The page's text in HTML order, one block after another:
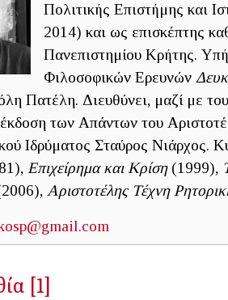
Πολιτικής Επιστήμης και
2014) και ως επισκέπτης
Πανεπιστημίου Κρήτης.
Φιλοσοφικών Ερευνών
Πατέλη. Διευθύνει, μαζί με
των Απάντων του
Ιδρύματος Σταύρος Νιάρχος.
Επιχείρημα και Κρίση(1999),
Αριστοτέλης Τέχνη
[1]